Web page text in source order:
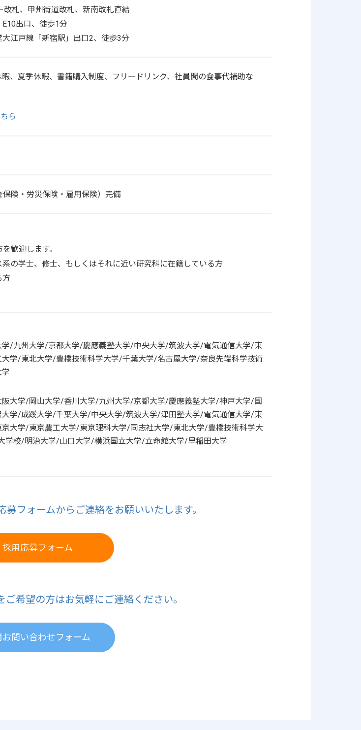
札、甲州街道改札、新南改札直結
出口、徒歩1分
江戸線「新宿駅」出口2、徒歩3分
、夏季休暇、書籍購入制度、フリードリンク、社員間の食事代補助な
ら
険・労災保険・雇用保険）完備
歓迎します。
の学士、修士、もしくはそれに近い研究科に在籍している方
方
/九州大学/京都大学/慶應義塾大学/中央大学/筑波大学/電気通信大学/東
学/東北大学/豊橋技術科学大学/千葉大学/名古屋大学/奈良先端科学技術
大学/岡山大学/香川大学/九州大学/京都大学/慶應義塾大学/神戸大学/国
学/成蹊大学/千葉大学/中央大学/筑波大学/津田塾大学/電気通信大学/東
大学/東京農工大学/東京理科大学/同志社大学/東北大学/豊橋技術科学大
学校/明治大学/山口大学/横浜国立大学/立命館大学/早稲田大学
フォームからご連絡をお願いいたします。
採用応募フォーム
希望の方はお気軽にご連絡ください。
お問い合わせフォーム